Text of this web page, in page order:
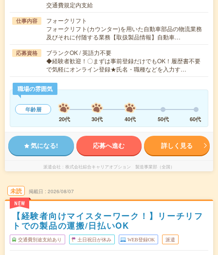
交通費規定内支給
仕事内容
フォークリフト
フォークリフト(カウンター)を用いた自動車部品の物流業務
及びそれに付随する業務【取扱製品情報】自動車…
応募資格
ブランクOK / 英語力不要
◆経験者歓迎！〇まずは事前登録だけでもOK！履歴書不要
で気軽にオンライン登録★氏名・職種などを入力す…
職場の雰囲気
年齢層
20代
30代 40代 50代 60代
気になる! 応募へ進む 詳しく見る
派遣会社 株式会社綜合キャリアオプション 製造事業部（全国）
未読
NEW
掲載日 2026/08/07
【経験者向けマイスターワーク！】リーチリフ
トでの製品の運搬/日払いOK
交通費別途支給あり 土日祝日が休み WEB登録OK 派遣